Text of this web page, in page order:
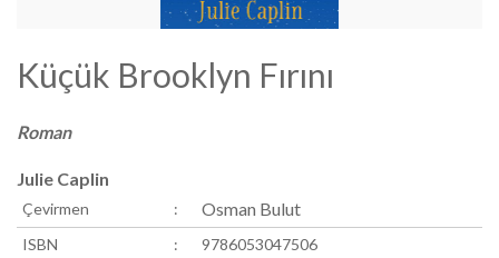
Küçük Brooklyn Fırını
Roman
Julie Caplin
Çevirmen : Osman Bulut
ISBN :
9786053047506